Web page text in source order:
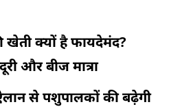
क्यों है फायदेमंद?
और बीज मात्रा
से पशुपालकों की बढ़ेगी